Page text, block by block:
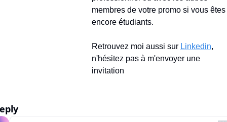
membres de votre promo si vous êtes
encore étudiants.
Retrouvez moi aussi sur Linkedin,
n'hésitez pas à m'envoyer une
invitation